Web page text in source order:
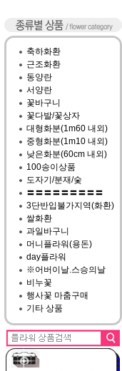
축하화환
근조화환
동양란
서양란
꽃바구니
꽃다발/꽃상자
대형화분(1m60 내외)
중형화분(1m10 내외)
낮은화분(60cm 내외)
100송이상품
도자기/분재/숯
〓〓〓〓〓〓〓〓〓
3단반입불가지역(화환)
쌀화환
과일바구니
머니플라워(용돈)
day플라워
※어버이날.스승의날
비누꽃
행사꽃 마춤구매
기타 상품